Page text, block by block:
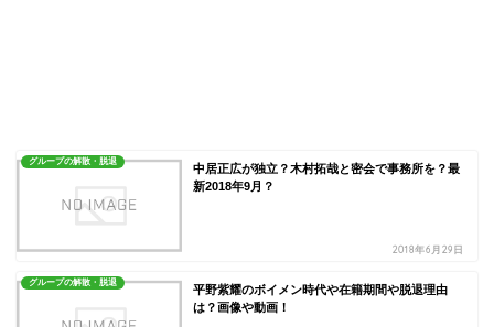
グループの解散・脱退
中居正広が独立？木村拓哉と密会で事務所を？最
新2018年9月？
2018年6月29日
グループの解散・脱退
平野紫耀のボイメン時代や在籍期間や脱退理由
は？画像や動画！